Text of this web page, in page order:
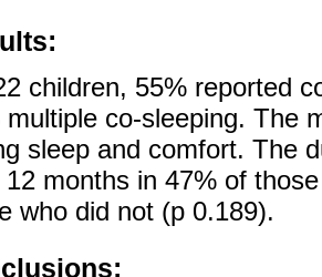
children, 55% reported
multiple co-sleeping. The
sleep and comfort. The
12 months in 47% of
who did not (p 0.189).